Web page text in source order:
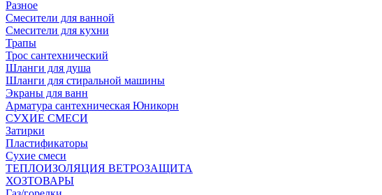
Разное
Смесители для ванной
Смесители для кухни
Трапы
Трос сантехнический
Шланги для душа
Шланги для стиральной машины
Экраны для ванн
Арматура сантехническая Юникорн
СУХИЕ СМЕСИ
Затирки
Пластификаторы
Сухие смеси
ТЕПЛОИЗОЛЯЦИЯ ВЕТРОЗАЩИТА
ХОЗТОВАРЫ